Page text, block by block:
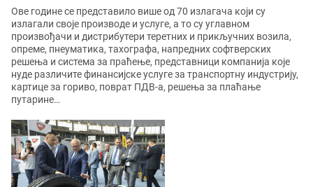
Ове године се представило више од 70 излагача који су
излагали своје производе и услуге, а то су углавном
произвођачи и дистрибутери теретних и прикључних возила,
опреме, пнеуматика, тахографа, напредних софтверских
решења и система за праћење, представници компанија које
нуде различите финансијске услуге за транспортну индустрију,
картице за гориво, поврат ПДВ-а, решења за плаћање
путарине…